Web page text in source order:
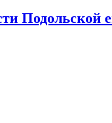
Подольской